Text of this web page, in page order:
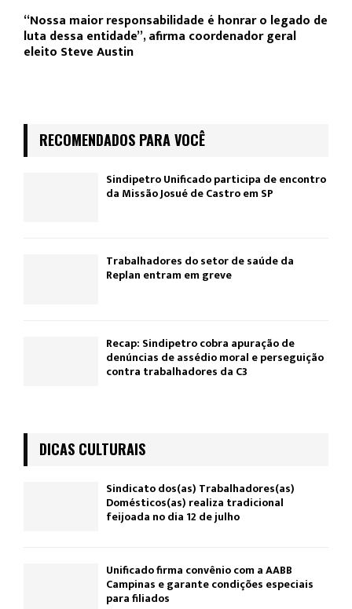
“Nossa maior responsabilidade é honrar o legado de
luta dessa entidade”, afirma coordenador geral
eleito Steve Austin
RECOMENDADOS PARA VOCÊ
Sindipetro Unificado participa de encontro
da Missão Josué de Castro em SP
Trabalhadores do setor de saúde da
Replan entram em greve
Recap: Sindipetro cobra apuração de
denúncias de assédio moral e perseguição
contra trabalhadores da C3
DICAS CULTURAIS
Sindicato dos(as) Trabalhadores(as)
Domésticos(as) realiza tradicional
feijoada no dia 12 de julho
Unificado firma convênio com a AABB
Campinas e garante condições especiais
para filiados